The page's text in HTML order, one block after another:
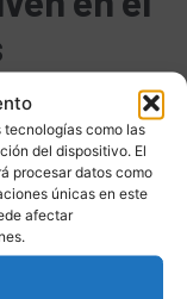
tecnologías como las
del dispositivo. El
procesar datos como
únicas en este
afectar
marketing
puede”
hacia